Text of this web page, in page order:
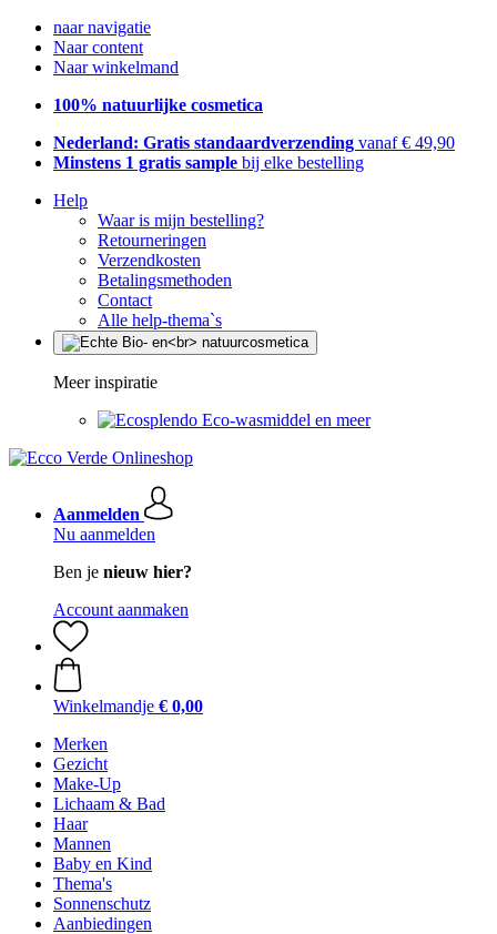
naar navigatie
Naar content
Naar winkelmand
100% natuurlijke cosmetica
Nederland: Gratis standaardverzending vanaf € 49,90
Minstens 1 gratis sample bij elke bestelling
Help
Waar is mijn bestelling?
Retourneringen
Verzendkosten
Betalingsmethoden
Contact
Alle help-thema`s
Meer inspiratie
Eco-wasmiddel en meer
Aanmelden
Nu aanmelden
Ben je nieuw hier?
Account aanmaken
Winkelmandje € 0,00
Merken
Gezicht
Make-Up
Lichaam & Bad
Haar
Mannen
Baby en Kind
Thema's
Sonnenschutz
Aanbiedingen